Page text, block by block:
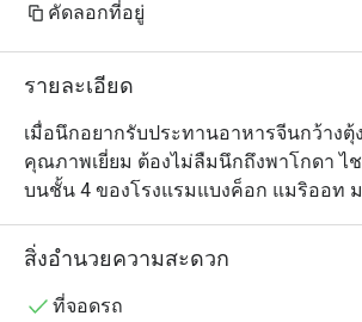
คัดลอกที่อยู่
รายละเอียด
เมื่อนึกอยากรับประทานอาหารจีนกว้างตุ้
คุณภาพเยี่ยม ต้องไม่ลืมนึกถึงพาโกดา ไช
บนชั้น 4 ของโรงแรมแบงค็อก แมริออท
ตัวร้านเป็นห้องโถงโอ่อ่าสวยงามตกแต่ง
ประกอบด้วยโต๊ะกลมทั้งขนาดเล็กและให
หวัง เมนูของที่นี่ดูแลโดยทีมเชฟมากประ
สิ่งอำนวยความสะดวก
ที่จอดรถ